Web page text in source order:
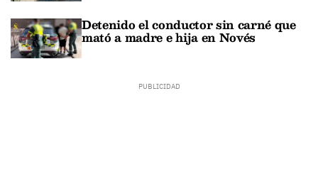
Detenido el conductor sin carné que
mató a madre e hija en Novés